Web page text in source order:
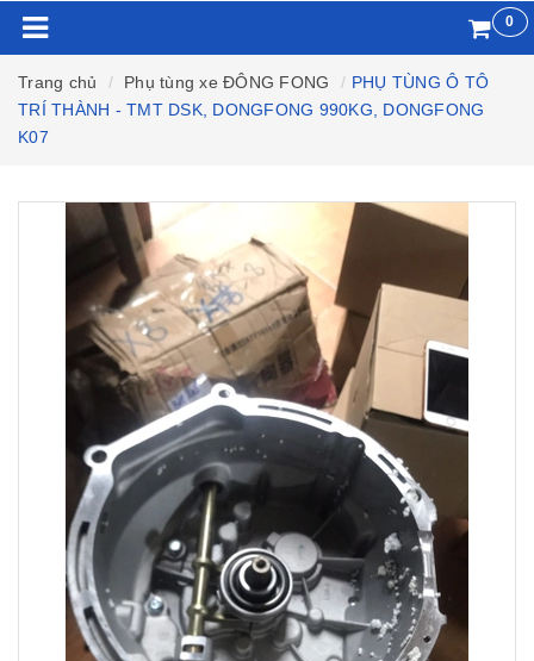
0
Trang chủ Phụ tùng xe ĐÔNG FONG
PHỤ TÙNG Ô TÔ
TRÍ THÀNH - TMT DSK, DONGFONG 990KG, DONGFONG
K07